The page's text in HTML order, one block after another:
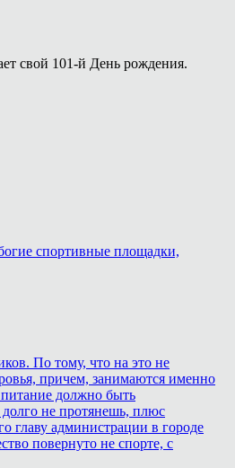
свой 101-й День рождения.
спортивные площадки,
По тому, что на это не
причем, занимаются именно
должно быть
не протянешь, плюс
главу администрации в городе
повернуто не спорте, с